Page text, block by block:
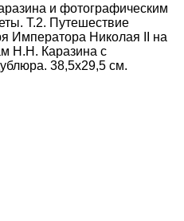
и фотографическим
Т.2. Путешествие
Императора Николая II на
Н.Н. Каразина с
38,5x29,5 см.